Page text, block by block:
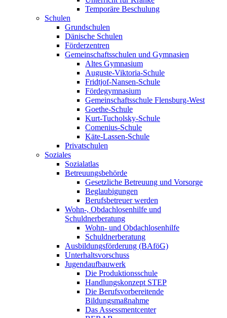
Temporäre Beschulung
Schulen
Grundschulen
Dänische Schulen
Förderzentren
Gemeinschaftsschulen und Gymnasien
Altes Gymnasium
Auguste-Viktoria-Schule
Fridtjof-Nansen-Schule
Fördegymnasium
Gemeinschaftsschule Flensburg-West
Goethe-Schule
Kurt-Tucholsky-Schule
Comenius-Schule
Käte-Lassen-Schule
Privatschulen
Soziales
Sozialatlas
Betreuungsbehörde
Gesetzliche Betreuung und Vorsorge
Beglaubigungen
Berufsbetreuer werden
Wohn-, Obdachlosenhilfe und
Schuldnerberatung
Wohn- und Obdachlosenhilfe
Schuldnerberatung
Ausbildungsförderung (BAföG)
Unterhaltsvorschuss
Jugendaufbauwerk
Die Produktionsschule
Handlungskonzept STEP
Die Berufsvorbereitende
Bildungsmaßnahme
Das Assessmentcenter